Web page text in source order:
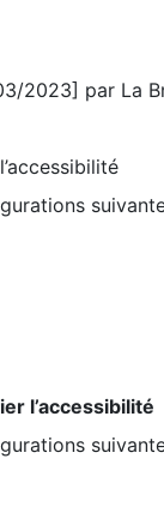
2023] par La
l’accessibilité